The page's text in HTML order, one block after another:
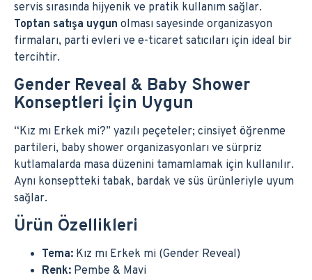
servis sırasında hijyenik ve pratik kullanım sağlar.
Toptan satışa uygun olması sayesinde organizasyon
firmaları, parti evleri ve e-ticaret satıcıları için ideal bir
tercihtir.
Gender Reveal & Baby Shower
Konseptleri İçin Uygun
“Kız mı Erkek mi?” yazılı peçeteler; cinsiyet öğrenme
partileri, baby shower organizasyonları ve sürpriz
kutlamalarda masa düzenini tamamlamak için kullanılır.
Aynı konseptteki tabak, bardak ve süs ürünleriyle uyum
sağlar.
Ürün Özellikleri
Tema: Kız mı Erkek mi (Gender Reveal)
Renk: Pembe & Mavi